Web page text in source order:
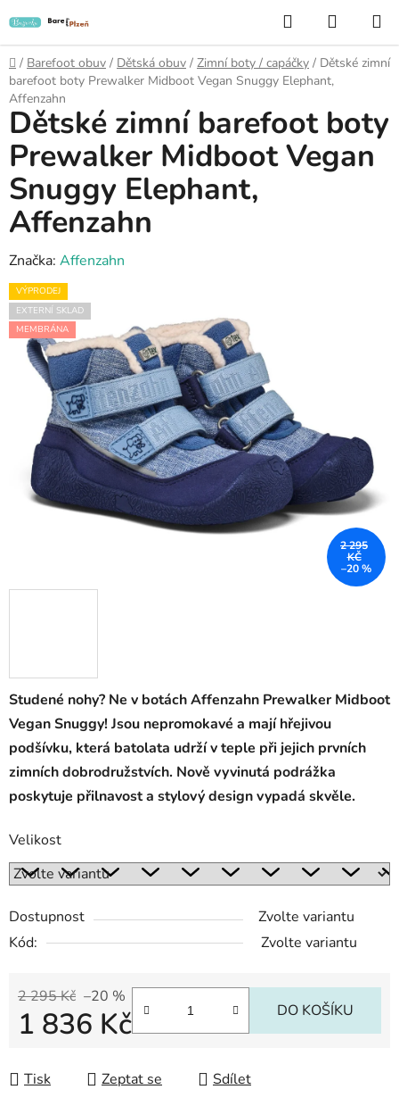
na
obsah
Hledat
KOŠÍK
Domů
/ Barefoot obuv / Dětská obuv / Zimní boty / capáčky / Dětské zimní
barefoot boty Prewalker Midboot Vegan Snuggy Elephant,
Affenzahn
Studené nohy? Ne v botách Affenzahn Prewalker Midboot
Vegan Snuggy! Jsou nepromokavé a mají hřejivou
podšívku, která batolata udrží v teple při jejich prvních
zimních dobrodružstvích. Nově vyvinutá podrážka
poskytuje přilnavost a stylový design vypadá skvěle.
Velikost
Dostupnost
Zvolte variantu
Kód:
Zvolte variantu
2 295 Kč –20 %
1 836 Kč DO KOŠÍKU
Tisk Zeptat se Sdílet
Dětské zimní barefoot boty
Prewalker Midboot Vegan
Snuggy Elephant,
Affenzahn
Značka: Affenzahn
VÝPRODEJ
EXTERNÍ SKLAD
MEMBRÁNA
2 295
KČ
–20 %